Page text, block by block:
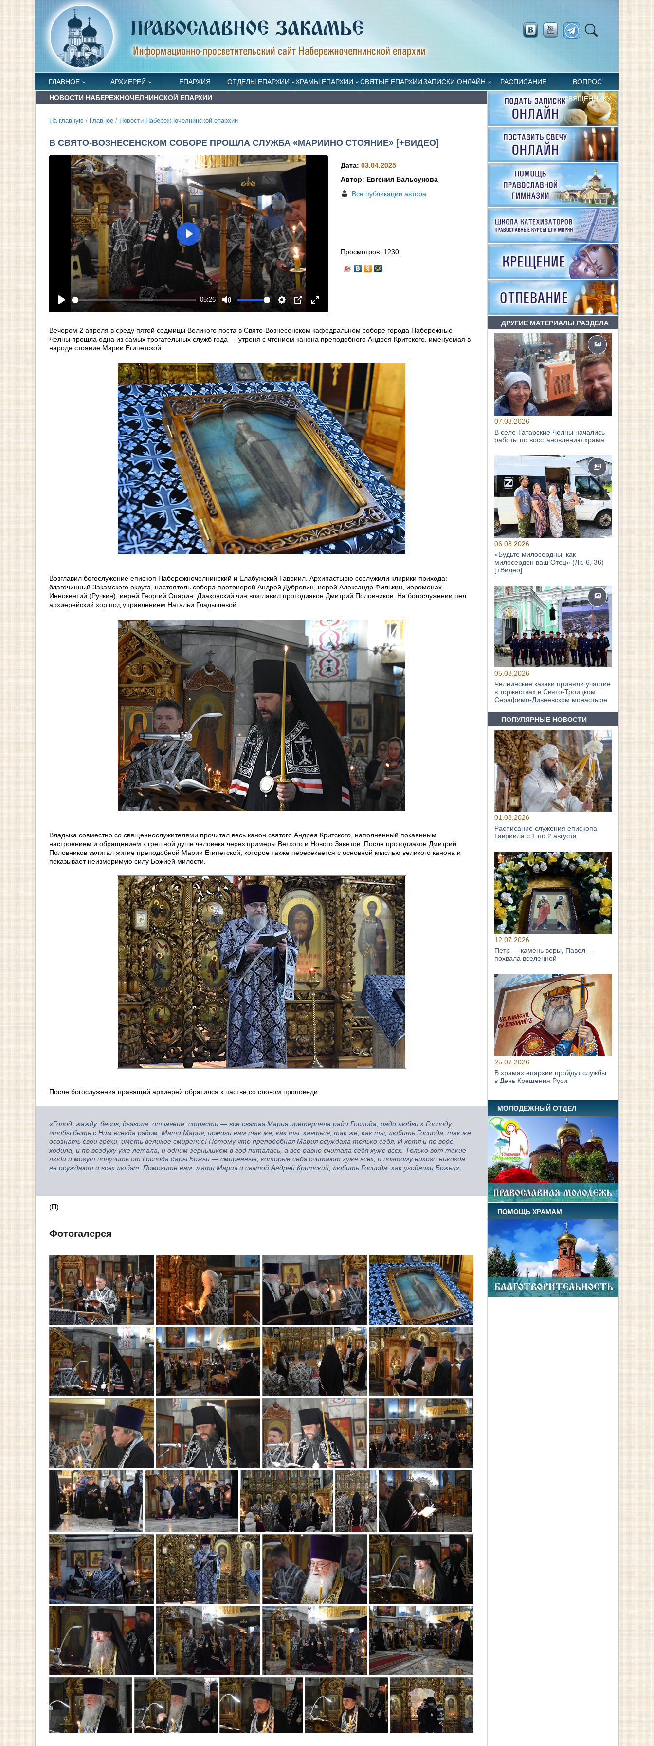
ГЛАВНОЕ АРХИЕРЕЙ ЕПАРХИЯ ОТДЕЛЫ ЕПАРХИИ ХРАМЫ ЕПАРХИИ СВЯТЫЕ ЕПАРХИИЗАПИСКИ ОНЛАЙН РАСПИСАНИЕ ВОПРОС
СВЯЩЕННИКУ
НОВОСТИ НАБЕРЕЖНОЧЕЛНИНСКОЙ ЕПАРХИИ
На главную / Главное / Новости Набережночелнинской епархии
В СВЯТО-ВОЗНЕСЕНСКОМ СОБОРЕ ПРОШЛА СЛУЖБА «МАРИИНО СТОЯНИЕ» [+ВИДЕО]
Play
05:26
Settings
PIP
Enter
Play
Дата:03.04.2025
Автор: Евгения Бальсунова
Все публикации автора
Просмотров: 1230
Вечером 2 апреля в среду пятой седмицы Великого поста в Свято-Вознесенском кафедральном соборе города Набережные
Челны прошла одна из самых трогательных служб года — утреня с чтением канона преподобного Андрея Критского, именуемая в
народе стояние Марии Египетской.
Возглавил богослужение епископ Набережночелнинский и Елабужский Гавриил. Архипастырю сослужили клирики прихода:
благочинный Закамского округа, настоятель собора протоиерей Андрей Дубровин, иерей Александр Филькин, иеромонах
Иннокентий (Ручкин), иерей Георгий Опарин. Диаконский чин возглавил протодиакон Дмитрий Половников. На богослужении пел
архиерейский хор под управлением Натальи Гладышевой.
Владыка совместно со священнослужителями прочитал весь канон святого Андрея Критского, наполненный покаянным
настроением и обращением к грешной душе человека через примеры Ветхого и Нового Заветов. После протодиакон Дмитрий
Половников зачитал житие преподобной Марии Египетской, которое также пересекается с основной мыслью великого канона и
показывает неизмеримую силу Божией милости.
После богослужения правящий архиерей обратился к пастве со словом проповеди:
«Голод, жажду, бесов, дьявола, отчаяние, страсти — все святая Мария претерпела ради Господа, ради любви к Господу,
чтобы быть с Ним всегда рядом. Мати Мария, помоги нам так же, как ты, каяться, так же, как ты, любить Господа, так же
осознать свои грехи, иметь великое смирение! Потому что преподобная Мария осуждала только себя. И хотя и по воде
ходила, и по воздуху уже летала, и одним зернышком в год питалась, а все равно считала себя хуже всех. Только вот такие
люди и могут получить от Господа дары Божьи — смиренные, которые себя считают хуже всех, и поэтому никого никогда
не осуждают и всех любят. Помогите нам, мати Мария и святой Андрей Критский, любить Господа, как угодники Божьи».
(П)
Фотогалерея
ДРУГИЕ МАТЕРИАЛЫ РАЗДЕЛА
07.08.2026
В селе Татарские Челны начались
работы по восстановлению храма
06.08.2026
«Будьте милосердны, как
милосерден ваш Отец» (Лк. 6, 36)
[+Видео]
05.08.2026
Челнинские казаки приняли участие
в торжествах в Свято‑Троицком
Серафимо‑Дивеевском монастыре
ПОПУЛЯРНЫЕ НОВОСТИ
01.08.2026
Расписание служения епископа
Гавриила с 1 по 2 августа
12.07.2026
Петр — камень веры, Павел —
похвала вселенной
25.07.2026
В храмах епархии пройдут службы
в День Крещения Руси
МОЛОДЕЖНЫЙ ОТДЕЛ
ПОМОЩЬ ХРАМАМ